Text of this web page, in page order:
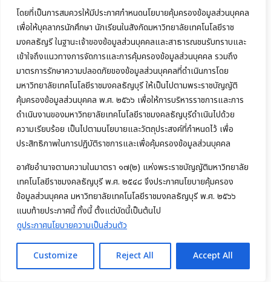
โดยที่เป็นการสมควรให้มีประกาศกำหนดนโยบายคุ้มครองข้อมูลส่วนบุคคล
เพื่อให้บุคลากรนักศึกษา นักเรียนในสังกัดมหาวิทยาลัยเทคโนโลยีราช
มงคลธัญรี ในฐานะเจ้าของข้อมูลส่วนบุคคลและสาธารณชนรับทราบและ
เข้าใจถึงแนวทางการจัดการและการคุ้มครองข้อมูลส่วนบุคคล รวมถึง
มาตรการรักษาความปลอดภัยของข้อมูลส่วนบุคคลที่ดำเนินการโดย
มหาวิทยาลัยเทคโนโลยีราชมงคลธัญบุรี ให้เป็นไปตามพระราชบัญญัติ
คุ้มครองข้อมูลส่วนบุคคล พ.ศ. ๒๕๖๖ เพื่อให้การบริหารราชการและการ
ดำเนินงานของมหาวิทยาลัยเทคโนโลยีราชมงคลธัญบุรีดำเนินไปด้วย
ความเรียบร้อย เป็นไปตามนโยบายและวัตถุประสงค์ที่กำหนดไว้ เพื่อ
ประสิทธิภาพในการปฏิบัติราชการและเพื่อคุ้มครองข้อมูลส่วนบุคคล
อาศัยอำนาจตามความในมาตรา ๑๗(๒) แห่งพระราชบัญญัติมหาวิทยาลัย
เทคโนโลยีราชมงคลธัญบุรี พ.ศ. ๒๕๔๘ จึงประกาศนโยบายคุ้มครอง
ข้อมูลส่วนบุคคล มหาวิทยาลัยเทคโนโลยีราชมงคลธัญบุรี พ.ศ. ๒๕๖๖
แนบท้ายประกาศนี้ ทั้งนี้ ตั้งแต่บัดนี้เป็นต้นไป
ดูประกาศนโยบายความเป็นส่วนตัว
Customize Reject All Accept All